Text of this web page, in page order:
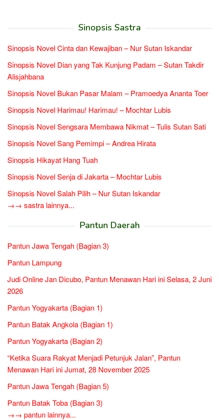
Sinopsis Sastra
Sinopsis Novel Cinta dan Kewajiban – Nur Sutan Iskandar
Sinopsis Novel Dian yang Tak Kunjung Padam – Sutan Takdir
Alisjahbana
Sinopsis Novel Bukan Pasar Malam – Pramoedya Ananta Toer
Sinopsis Novel Harimau! Harimau! – Mochtar Lubis
Sinopsis Novel Sengsara Membawa Nikmat – Tulis Sutan Sati
Sinopsis Novel Sang Pemimpi – Andrea Hirata
Sinopsis Hikayat Hang Tuah
Sinopsis Novel Senja di Jakarta – Mochtar Lubis
Sinopsis Novel Salah Pilih – Nur Sutan Iskandar
→→ sastra lainnya...
Pantun Daerah
Pantun Jawa Tengah (Bagian 3)
Pantun Lampung
Judi Online Jan Dicubo, Pantun Menawan Hari ini Selasa, 2 Juni
2026
Pantun Yogyakarta (Bagian 1)
Pantun Batak Angkola (Bagian 1)
Pantun Yogyakarta (Bagian 2)
“Ketika Suara Rakyat Menjadi Petunjuk Jalan”, Pantun
Menawan Hari ini Jumat, 28 November 2025
Pantun Jawa Tengah (Bagian 5)
Pantun Batak Toba (Bagian 3)
→→ pantun lainnya...